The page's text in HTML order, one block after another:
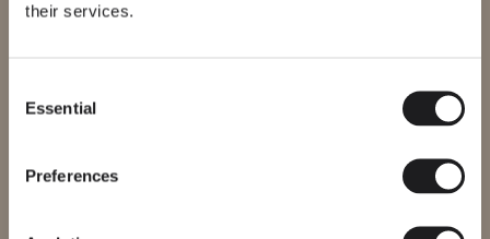
their services.
Selection
Essential
Preferences
Ichiro Iwasaki
"Mit Tube und Tube Free wollte
ich Licht als ein flexibles Gefüge
begreifbar machen: minimale
Komponenten, eine durchgehende
Sie versuchen, auf unser
Bitte wählen Sie die richtige Website für Ihre Region, um
sicherzustellen, dass alle verfügbaren Produkte den lokalen
einige Produkte möglicherweise nicht in jeder Region verfügbar
Region ändern